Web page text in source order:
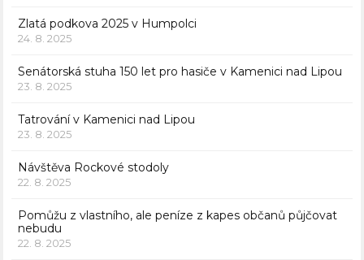
Zlatá podkova 2025 v Humpolci
24. 8. 2025
Senátorská stuha 150 let pro hasiče v Kamenici nad Lipou
23. 8. 2025
Tatrování v Kamenici nad Lipou
23. 8. 2025
Návštěva Rockové stodoly
22. 8. 2025
Pomůžu z vlastního, ale peníze z kapes občanů půjčovat
nebudu
22. 8. 2025